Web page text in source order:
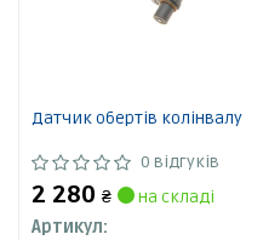
Датчик обертів колінвалу
0 відгуків
2 280 ₴
на складі
Артикул: